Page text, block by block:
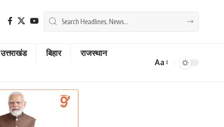
उत्तराखंड बिहार
राजस्थान
Font
Aa